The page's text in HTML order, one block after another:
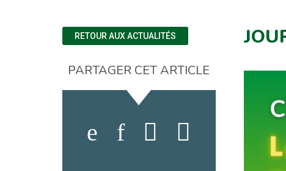
RETOUR AUX ACTUALITÉS
PARTAGER CET ARTICLE